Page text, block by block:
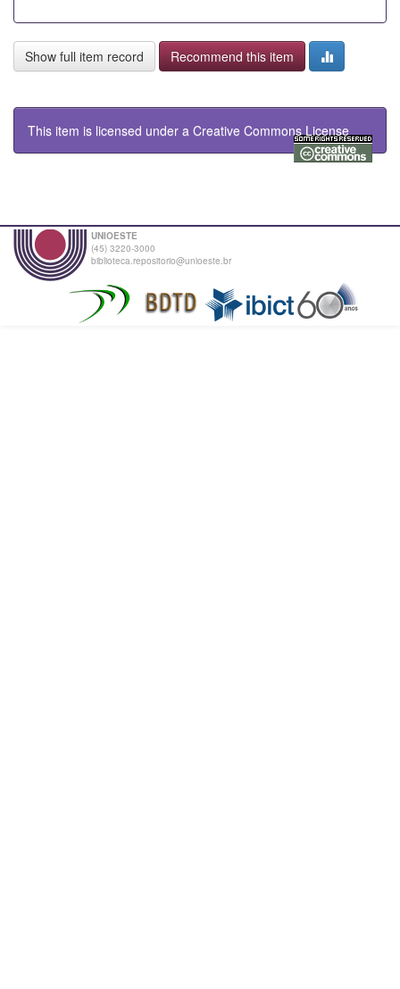
Show full item record Recommend this item
This item is licensed under a Creative Commons License
UNIOESTE
(45) 3220-3000
biblioteca.repositorio@unioeste.br